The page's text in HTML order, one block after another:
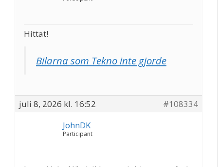
Hittat!
Bilarna som Tekno inte gjorde
juli 8, 2026 kl. 16:52
#108334
JohnDK
Participant